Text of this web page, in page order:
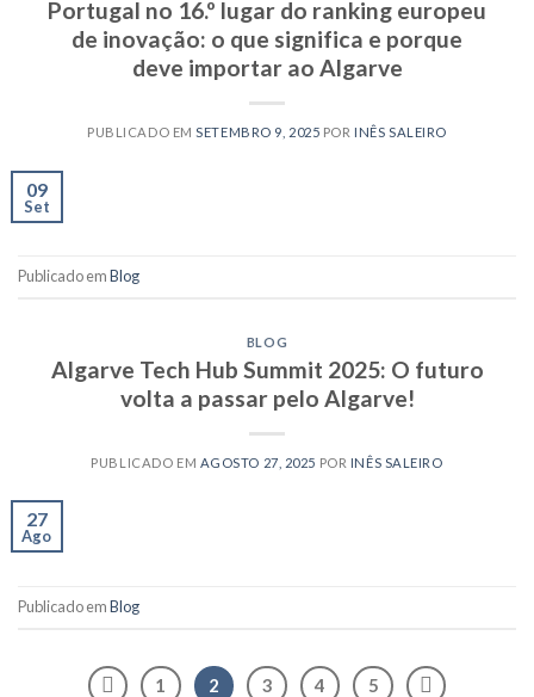
Portugal no 16.º lugar do ranking europeu
de inovação: o que significa e porque
deve importar ao Algarve
PUBLICADO EMSETEMBRO 9, 2025 POR INÊS SALEIRO
09
Set
Publicado emBlog
BLOG
Algarve Tech Hub Summit 2025: O futuro
volta a passar pelo Algarve!
PUBLICADO EM AGOSTO 27, 2025 POR INÊS SALEIRO
27
Ago
Publicado emBlog
1 2 3 4 5